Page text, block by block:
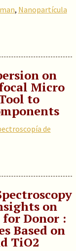
, Nanopartícula
on
Micro
to
de
on
Donor :
Based on
TiO2